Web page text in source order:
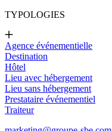
TYPOLOGIES
Agence événementielle
Destination
Hôtel
Lieu avec hébergement
Lieu sans hébergement
Prestataire événementiel
Traiteur